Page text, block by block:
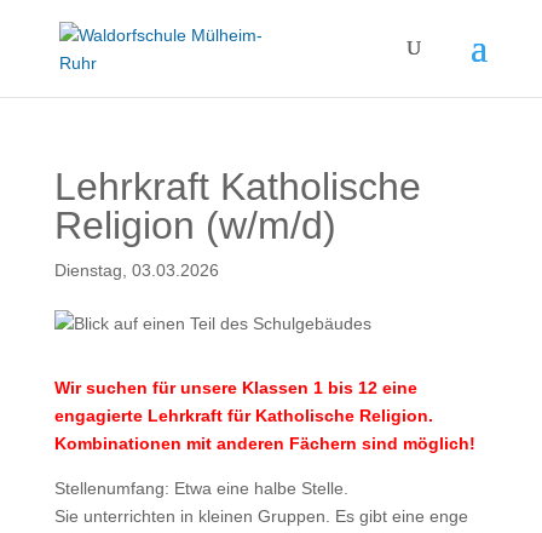
Lehrkraft Katholische
Religion (w/m/d)
Dienstag, 03.03.2026
Wir suchen für unsere Klassen 1 bis 12 eine
engagierte Lehrkraft für Katholische Religion.
Kombinationen mit anderen Fächern sind möglich!
Stellenumfang: Etwa eine halbe Stelle.
Sie unterrichten in kleinen Gruppen. Es gibt eine enge